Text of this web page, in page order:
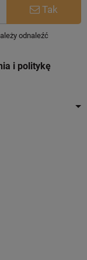
Tak
odnaleźć
i politykę